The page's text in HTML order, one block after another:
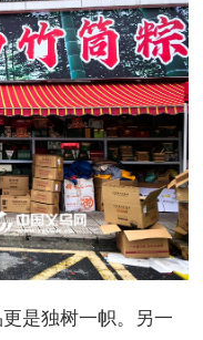
是独树一帜。另一